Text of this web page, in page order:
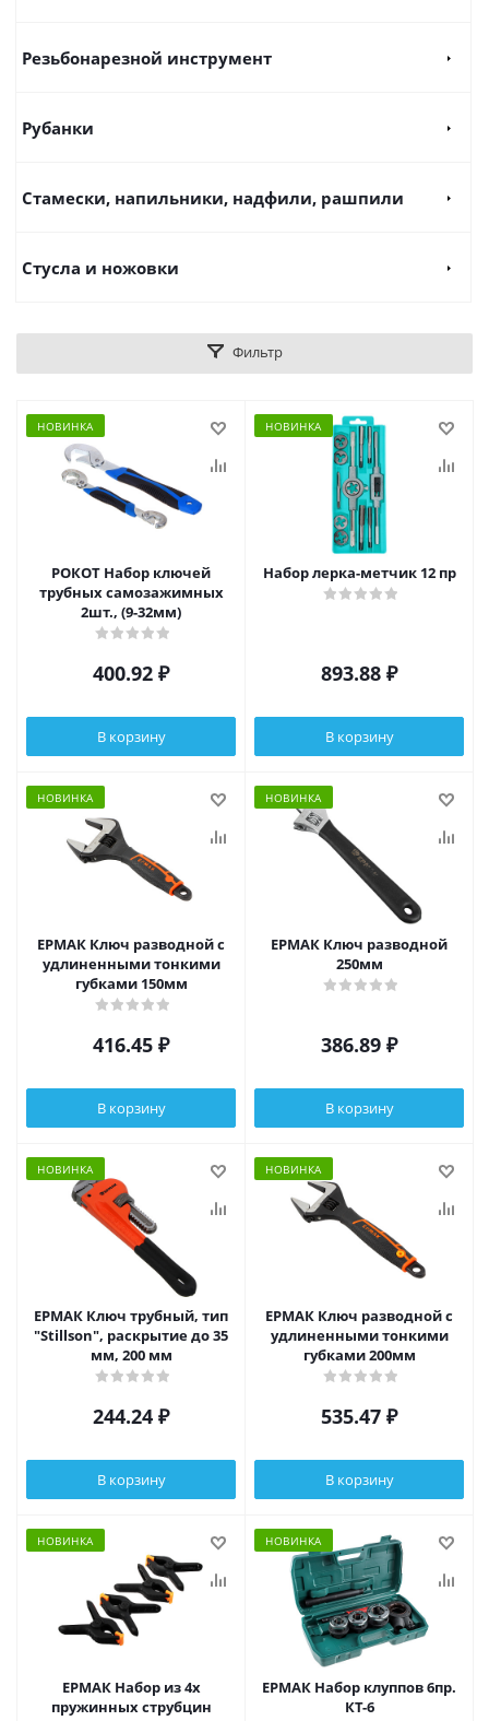
Резьбонарезной инструмент
Рубанки
Стамески, напильники, надфили, рашпили
Стусла и ножовки
Фильтр
НОВИНКА
РОКОТ Набор ключей
трубных самозажимных
2шт., (9-32мм)
400.92 ₽
В корзину
НОВИНКА
Набор лерка-метчик 12 пр
893.88 ₽
В корзину
НОВИНКА
ЕРМАК Ключ разводной с
удлиненными тонкими
губками 150мм
416.45 ₽
В корзину
НОВИНКА
ЕРМАК Ключ разводной
250мм
386.89 ₽
В корзину
НОВИНКА
ЕРМАК Ключ трубный, тип
"Stillson", раскрытие до 35
мм, 200 мм
244.24 ₽
В корзину
НОВИНКА
ЕРМАК Ключ разводной с
удлиненными тонкими
губками 200мм
535.47 ₽
В корзину
НОВИНКА
ЕРМАК Набор из 4х
пружинных струбцин
НОВИНКА
ЕРМАК Набор клуппов 6пр.
КТ-6